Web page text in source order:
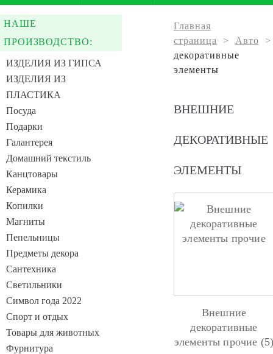
Главная
страница
> Авто
>
декоративные
элементы
ВНЕШНИЕ
ДЕКОРАТИВНЫЕ
ЭЛЕМЕНТЫ
Внешние
декоративные
элементы прочие
НАШЕ
ПРОИЗВОДСТВО:
ИЗДЕЛИЯ ИЗ ГИПСА
ИЗДЕЛИЯ ИЗ
ПЛАСТИКА
Посуда
Подарки
Галантерея
Домашний текстиль
Канцтовары
Керамика
Копилки
Магниты
Пепельницы
Предметы декора
Сантехника
Светильники
Символ года 2022
Спорт и отдых
Товары для животных
Фурнитура